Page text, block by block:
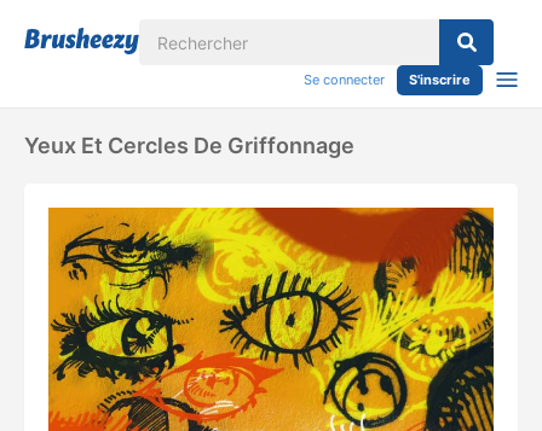
Se connecter S'inscrire
Yeux Et Cercles De Griffonnage